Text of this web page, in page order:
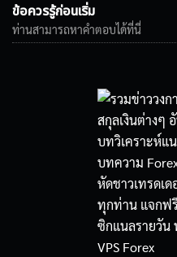
ข้อควรรู้ก่อนเริ่ม
ท่านสามารถหาคำตอบได้ที่นี่